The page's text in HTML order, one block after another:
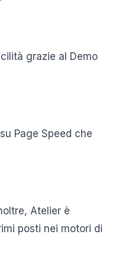
grazie al Demo
Page Speed che
Atelier è
posti nei motori di